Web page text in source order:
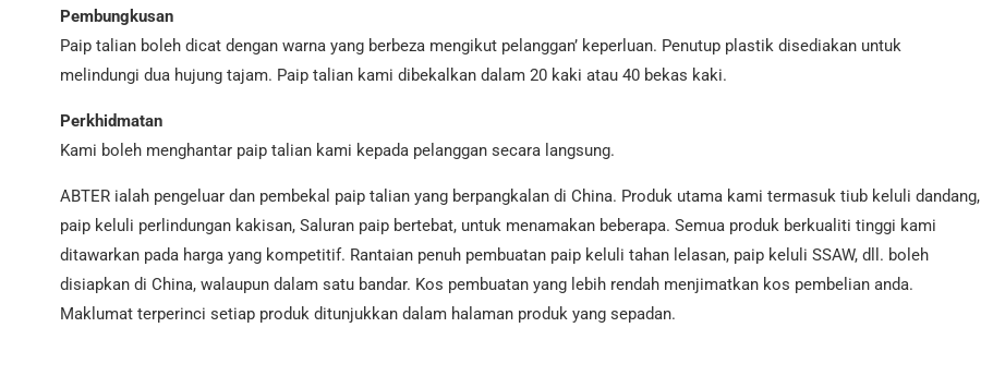
Pembungkusan
Paip talian boleh dicat dengan warna yang berbeza mengikut pelanggan’ keperluan. Penutup plastik disediakan untuk
melindungi dua hujung tajam. Paip talian kami dibekalkan dalam 20 kaki atau 40 bekas kaki.
Perkhidmatan
Kami boleh menghantar paip talian kami kepada pelanggan secara langsung.
ABTER ialah pengeluar dan pembekal paip talian yang berpangkalan di China. Produk utama kami termasuk tiub keluli dandang,
paip keluli perlindungan kakisan, Saluran paip bertebat, untuk menamakan beberapa. Semua produk berkualiti tinggi kami
ditawarkan pada harga yang kompetitif. Rantaian penuh pembuatan paip keluli tahan lelasan, paip keluli SSAW, dll. boleh
disiapkan di China, walaupun dalam satu bandar. Kos pembuatan yang lebih rendah menjimatkan kos pembelian anda.
Maklumat terperinci setiap produk ditunjukkan dalam halaman produk yang sepadan.